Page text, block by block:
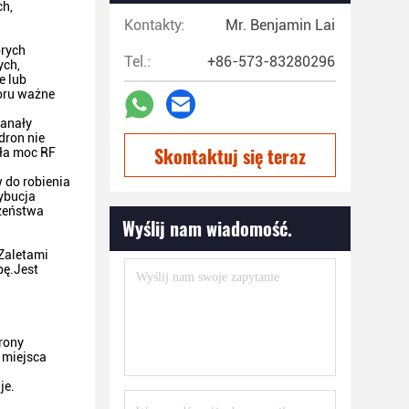
lub
ważne
nie
moc RF
do robienia
Kontakty: Mr. Benjamin Lai
Tel.: +86-573-83280296
Skontaktuj się teraz
Wyślij nam wiadomość.